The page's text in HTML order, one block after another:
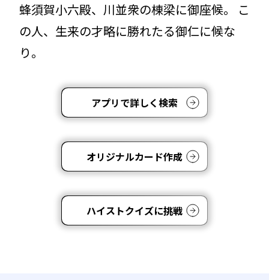
蜂須賀小六殿、川並衆の棟梁に御座候。 こ
の人、生来の才略に勝れたる御仁に候な
り。
アプリで詳しく検索
オリジナルカード作成
ハイストクイズに挑戦